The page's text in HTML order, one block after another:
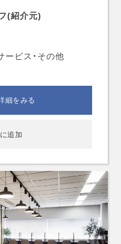
(紹介元)
ービス・その他
細をみる
追加